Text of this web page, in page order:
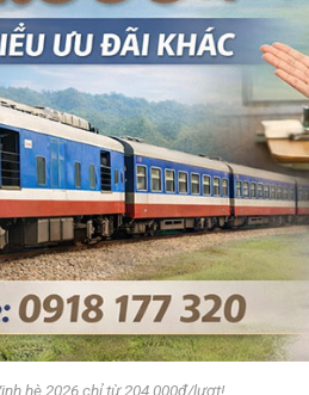
hè 2026 chỉ từ 204.000đ/lượt!